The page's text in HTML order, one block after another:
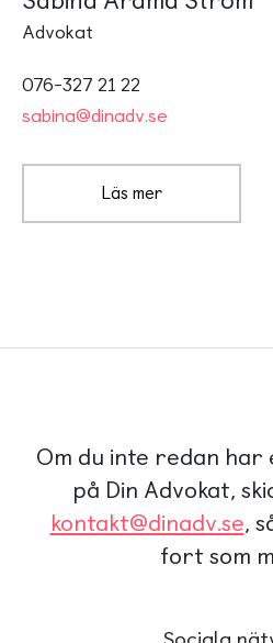
Advokat
076-327 21 22
sabina@dinadv.se
Läs mer
Om du inte redan har
på Din Advokat,
kontakt@dinadv.se,
fort som